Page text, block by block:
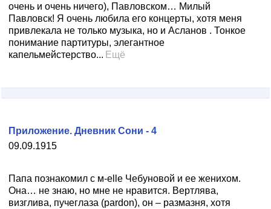
очень и очень ничего), Павловском… Милый
Павловск! Я очень любила его концерты, хотя меня
привлекала не только музыка, но и Асланов . Тонкое
понимание партитуры, элегантное
капельмейстерство... Ещё
09.09.1915
Приложение. Дневник Сони - 4
Папа познакомил с м-elle Чебуновой и ее женихом.
Она… не знаю, но мне не нравится. Вертлява,
визглива, пучеглаза (pardon), он – размазня, хотя